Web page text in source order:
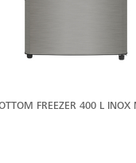
FREEZER 400 L